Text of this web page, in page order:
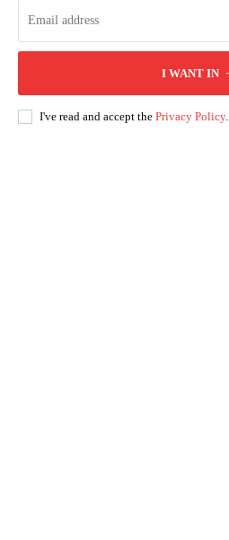
I WANT IN
I've read and accept the Privacy Policy.